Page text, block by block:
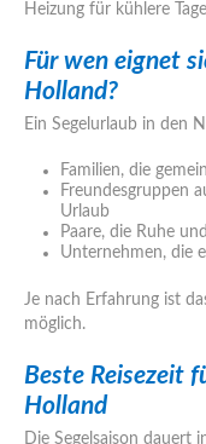
Heizung für kühlere
Für wen eignet
Holland?
Ein Segelurlaub in den
Familien, die
Freundesgruppen
Urlaub
Paare, die Ruhe
Unternehmen, die
Je nach Erfahrung ist
möglich.
Beste Reisezeit
Holland
Die Segelsaison dauert